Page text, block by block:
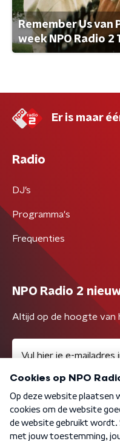
Remember Us van
week NPO Radio 2
Er is maar
Radio
DJ’s
Programma's
Frequenties
NPO Radio 2
Altijd op de hoogte van
Algemene voorwaarden